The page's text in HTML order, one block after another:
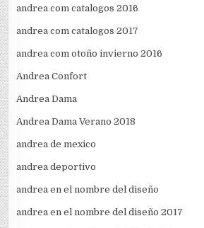
andrea com catalogos 2016
andrea com catalogos 2017
andrea com otoño invierno 2016
Andrea Confort
Andrea Dama
Andrea Dama Verano 2018
andrea de mexico
andrea deportivo
andrea en el nombre del diseño
andrea en el nombre del diseño 2017